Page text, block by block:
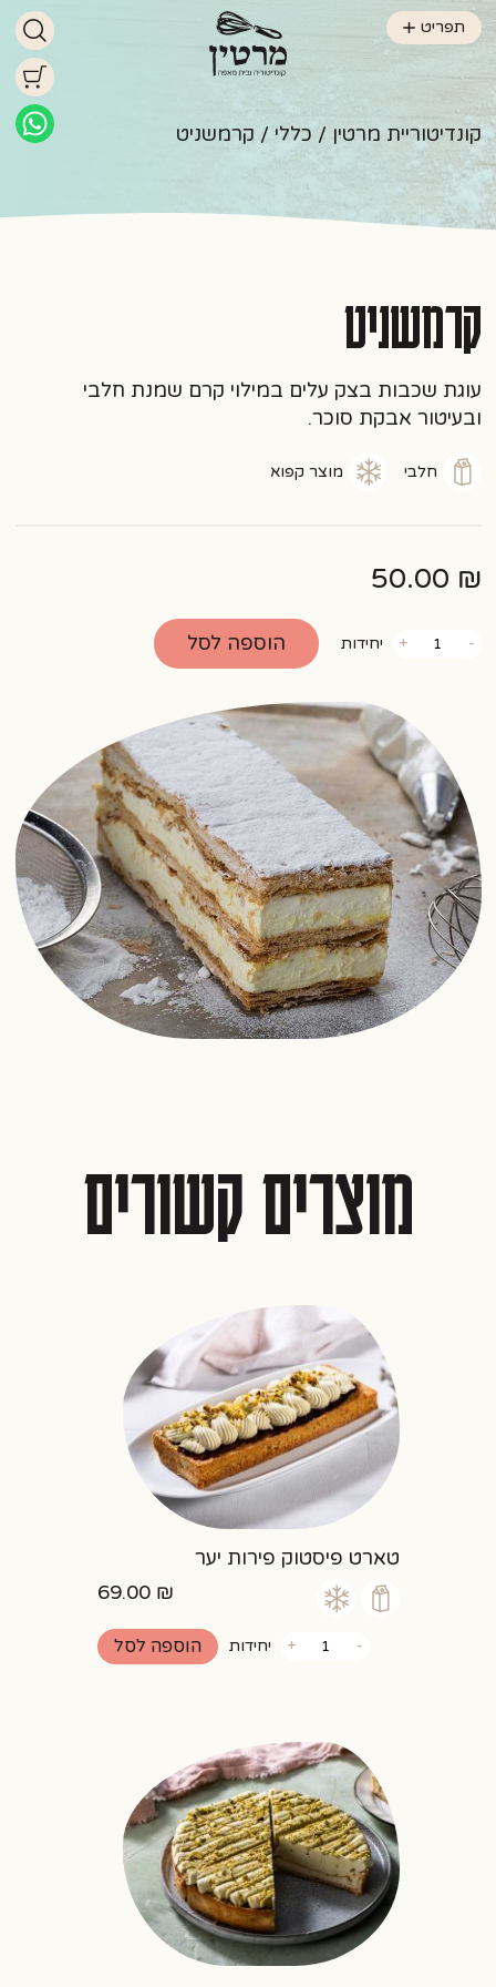
תפריט
קונדיטוריית מרטין / כללי / קרמשניט
קרמשניט
עוגת שכבות בצק עלים במילוי קרם שמנת חלבי
ובעיטור אבקת סוכר.
חלבי מוצר קפוא
50.00 ₪
-של
+ יחידות הוספה לסל
מוצרים קשורים
טארט פיסטוק פירות יער
69.00 ₪
-של
+ יחידות הוספה לסל